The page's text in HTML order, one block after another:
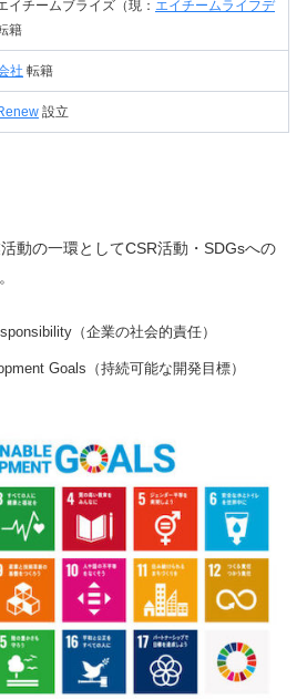
イチームブライズ（現： エイチームライフデ
籍
社 転籍
設立
動の一環としてCSR活動・SDGsへの
（企業の社会的責任）
Goals（持続可能な開発目標）